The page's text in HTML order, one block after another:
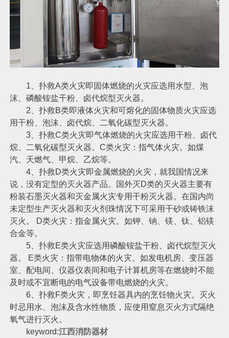
1、扑救A类火灾即固体燃烧的火灾应选用水型、泡
沫、磷酸铵盐干粉、卤代烷型灭火器。
2、扑救B类即液体火灾和可熔化的固体物质火灾应选
用干粉、泡沫、卤代烷、二氧化碳型灭火器。
3、扑救C类火灾即气体燃烧的火灾应选用干粉、卤代
烷、二氧化碳型灭火器。C类火灾：指气体火灾。如煤
汽、天燃气、甲烷、乙烷等。
4、扑救D类火灾即金属燃烧的火灾，就我国情况来
说，没有定型的灭火器产品。国外灭D类的灭火器主要有
粉装石墨灭火器和灭金属火灾专用干粉灭火器。在国内尚
未定型生产灭火器和灭火剂珠情况下可采用干砂或铸铁沫
灭火。 D类火灾：指金属火灾。如钾、钠、镁、钛、铝镁
合金等。
5、扑救E类火灾应选用磷酸铵盐干粉、卤代烷型灭火
器。 E类火灾：指带电物体的火灾。如发电机房、变压器
室、配电间、仪器仪表间和电子计算机房等在燃烧时不能
及时或不宜断电的电气设备带电燃烧的火灾。
6、扑救F类火灾，即烹饪器具内的烹饪物火灾。灭火
时忌用水、泡沫及含水性物质，应使用窒息灭火方式隔绝
氧气进行灭火。
keyword:江西消防器材